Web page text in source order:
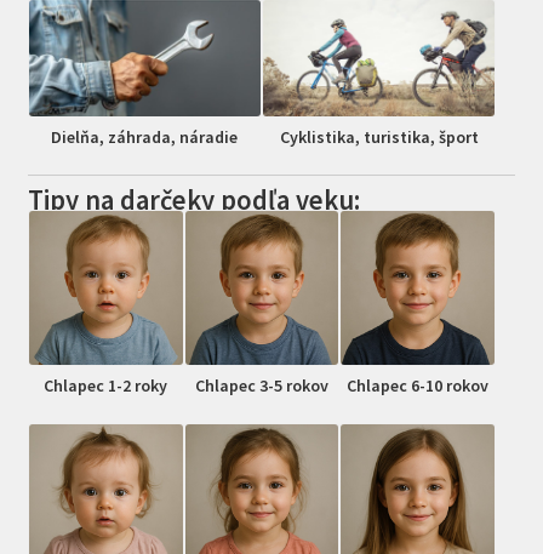
Dielňa, záhrada, náradie Cyklistika, turistika, šport
Tipy na darčeky podľa veku:
Chlapec 1-2 roky Chlapec 3-5 rokov Chlapec 6-10 rokov